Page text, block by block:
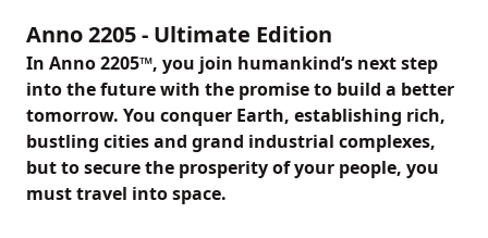
Anno 2205 - Ultimate Edition
In Anno 2205™, you join humankind‘s next step
into the future with the promise to build a better
tomorrow. You conquer Earth, establishing rich,
bustling cities and grand industrial complexes,
but to secure the prosperity of your people, you
must travel into space.